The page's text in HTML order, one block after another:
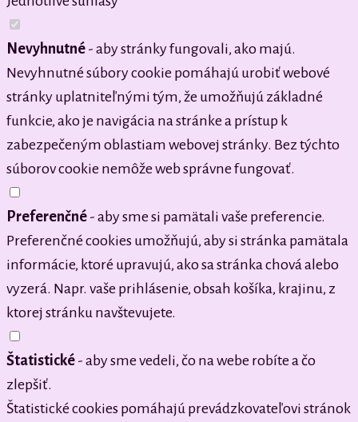
Nevyhnutné - aby stránky fungovali, ako majú.
Nevyhnutné súbory cookie pomáhajú urobiť webové
stránky uplatniteľnými tým, že umožňujú základné
funkcie, ako je navigácia na stránke a prístup k
zabezpečeným oblastiam webovej stránky. Bez týchto
súborov cookie nemôže web správne fungovať.
Preferenčné - aby sme si pamätali vaše preferencie.
Preferenčné cookies umožňujú, aby si stránka pamätala
informácie, ktoré upravujú, ako sa stránka chová alebo
vyzerá. Napr. vaše prihlásenie, obsah košíka, krajinu, z
ktorej stránku navštevujete.
Štatistické - aby sme vedeli, čo na webe robíte a čo
zlepšiť.
Štatistické cookies pomáhajú prevádzkovateľovi stránok